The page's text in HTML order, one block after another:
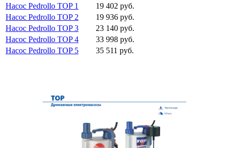
Насос Pedrollo TOP 1
19 402 руб.
Насос Pedrollo TOP 2
19 936 руб.
Насос Pedrollo TOP 3
23 140 руб.
Насос Pedrollo TOP 4
33 998 руб.
Насос Pedrollo TOP 5
35 511 руб.